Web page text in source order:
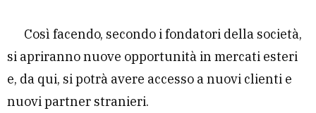
Così facendo, secondo i fondatori della società,
si apriranno nuove opportunità in mercati esteri
e, da qui, si potrà avere accesso a nuovi clienti e
nuovi partner stranieri.